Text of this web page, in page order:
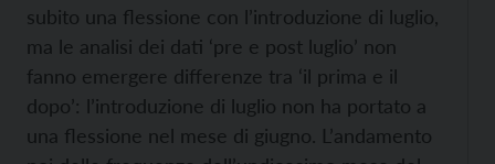
subito una flessione con l’introduzione di luglio,
ma le analisi dei dati ‘pre e post luglio’ non
fanno emergere differenze tra ‘il prima e il
dopo’: l’introduzione di luglio non ha portato a
una flessione nel mese di giugno. L’andamento